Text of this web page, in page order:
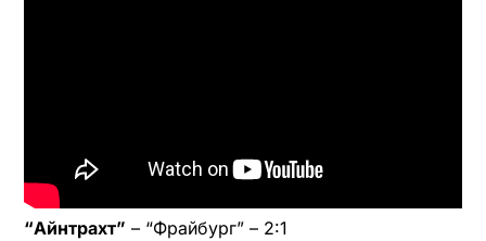
“Айнтрахт” – “Фрайбург” – 2:1